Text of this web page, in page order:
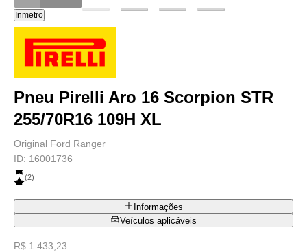
Inmetro
Pneu Pirelli Aro 16 Scorpion STR
255/70R16 109H XL
Original Ford Ranger
ID: 16001736
(2)
Informações
Veículos aplicáveis
R$ 1.433,23